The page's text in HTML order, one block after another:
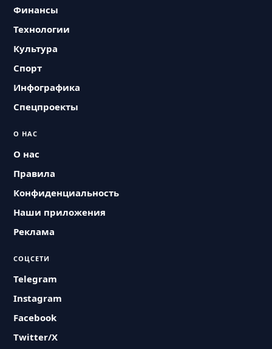
Финансы
Технологии
Культура
Спорт
Инфографика
Спецпроекты
О НАС
О нас
Правила
Конфиденциальность
Наши приложения
Реклама
СОЦСЕТИ
Telegram
Instagram
Facebook
Twitter/X